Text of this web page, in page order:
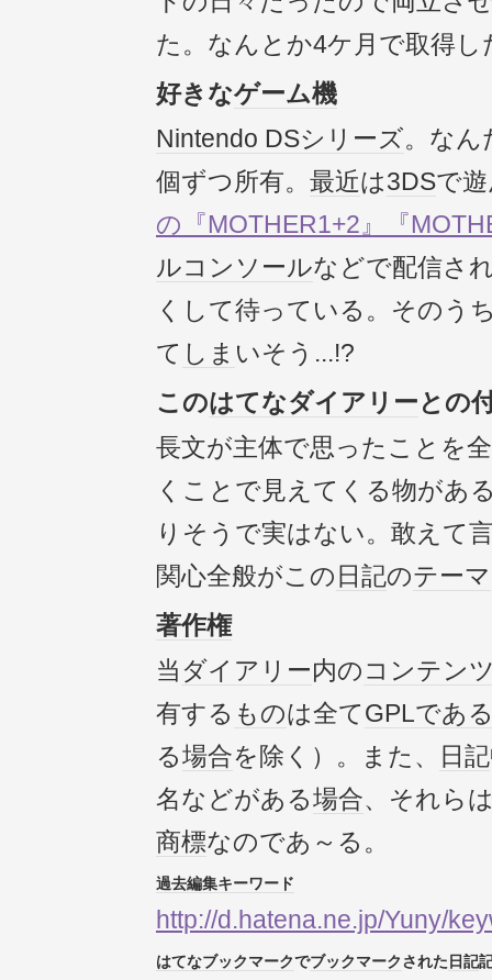
た。なんとか4ケ月で取得し
好きなゲーム機
Nintendo DSシリーズ。なん
個ずつ所有。 最近は3DSで
の『MOTHER1+2』
『
ルコンソールなどで配信さ
くして待っている。そのう
て しま いそう...!?
このはてなダイアリーとの
長文が主体で思ったことを
くことで見えてくる物があ
りそうで実はない。敢えて
関心全般がこの 日記のテーマ
著作権
当ダイアリー内のコンテン
有する ものは全てGPLであ
る場合を除く）。また、 日記
名などがある場合、それら
商標なのであ～る。
過去編集キーワード
http://d.hatena.ne.jp/Yuny/
はてなブックマークでブックマークされた 日記